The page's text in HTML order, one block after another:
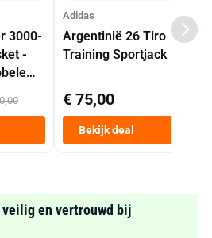
3000-
-
Adidas
Argentinië 26 Tiro
Training Sportjack
€ 75,00
Bekijk deal
en vertrouwd bij